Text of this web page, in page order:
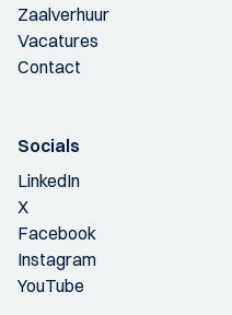
Zaalverhuur
Vacatures
Contact
Socials
LinkedIn
X
Facebook
Instagram
YouTube